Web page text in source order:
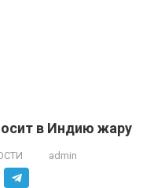
в Индию жару
admin